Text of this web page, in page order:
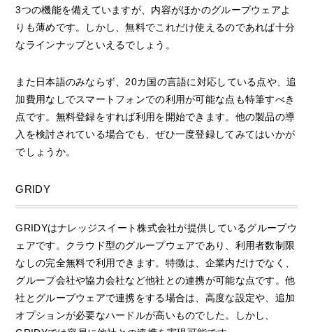
3つの機能を備えていますが、内容がほかのグループウェアよ
りも薄めです。しかし、無料でこれだけ使えるのであれば十分
なラインナップといえるでしょう。
また日本語のみならず、20カ国の言語に対応している点や、追
加費用なしでスマートフォンでの利用が可能な点も特筆すべき
点です。無料登録をすれば利用を開始できます。他の製品の導
入を検討されている場合でも、ぜひ一度登録してみてはいかが
でしょうか。
GRIDY
GRIDYはナレッジスイート株式会社が提供しているグループウ
ェアです。クラウド型のグループウェアであり、利用者数制限
なしの完全無料で利用できます。特徴は、企業内だけでなく、
グループ会社や協力会社など他社との連携が可能な点です。他
社とグループウェアで連携をする場合は、高度な設定や、追加
オプションが必要なハードルが高いものでした。しかし、